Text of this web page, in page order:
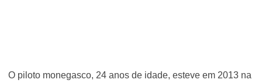
O piloto monegasco, 24 anos de idade, esteve em 2013 na